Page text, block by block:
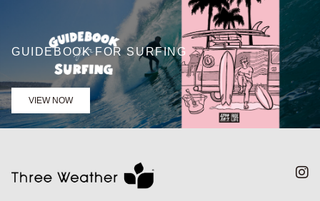
GUIDEBOOK FOR SURFING
VIEW NOW